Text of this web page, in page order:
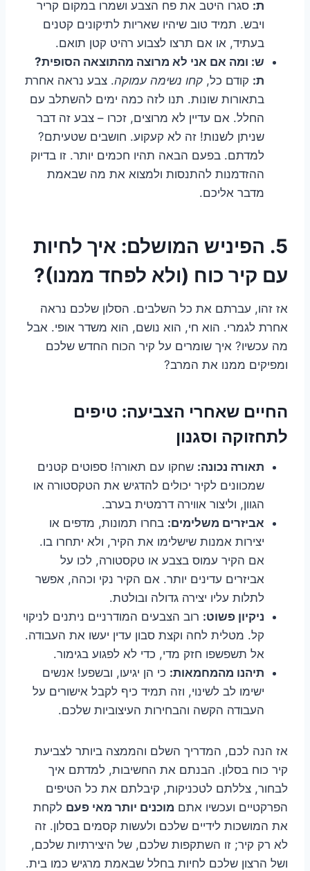
ת: סגרו היטב את פח הצבע ושמרו במקום קריר
ויבש. תמיד טוב שיהיו שאריות לתיקונים קטנים
בעתיד, או אם תרצו לצבוע רהיט קטן תואם.
ש: ומה אם אני לא מרוצה מהתוצאה הסופית?
ת: קודם כל, קחו נשימה עמוקה. צבע נראה אחרת
בתאורות שונות. תנו לזה כמה ימים להשתלב עם
החלל. אם עדיין לא מרוצים, זכרו – צבע זה דבר
שניתן לשנות! זה לא קעקוע. חושבים שטעיתם?
למדתם. בפעם הבאה תהיו חכמים יותר. זו בדיוק
ההזדמנות להתנסות ולמצוא את מה שבאמת
מדבר אליכם.
5. הפיניש המושלם: איך לחיות
עם קיר כוח (ולא לפחד ממנו)?
אז זהו, עברתם את כל השלבים. הסלון שלכם נראה
אחרת לגמרי. הוא חי, הוא נושם, הוא משדר אופי. אבל
מה עכשיו? איך שומרים על קיר הכוח החדש שלכם
ומפיקים ממנו את המרב?
החיים שאחרי הצביעה: טיפים
לתחזוקה וסגנון
תאורה נכונה: שחקו עם תאורה! ספוטים קטנים
שמכוונים לקיר יכולים להדגיש את הטקסטורה או
הגוון, וליצור אווירה דרמטית בערב.
אביזרים משלימים: בחרו תמונות, מדפים או
יצירות אמנות שישלימו את הקיר, ולא יתחרו בו.
אם הקיר עמוס בצבע או טקסטורה, לכו על
אביזרים עדינים יותר. אם הקיר נקי וכהה, אפשר
לתלות עליו יצירה גדולה ובולטת.
ניקיון פשוט: רוב הצבעים המודרניים ניתנים לניקוי
קל. מטלית לחה וקצת סבון עדין יעשו את העבודה.
אל תשפשפו חזק מדי, כדי לא לפגוע בגימור.
תיהנו מהמחמאות: כי הן יגיעו, ובשפע! אנשים
ישימו לב לשינוי, וזה תמיד כיף לקבל אישורים על
העבודה הקשה והבחירות העיצוביות שלכם.
אז הנה לכם, המדריך השלם והממצה ביותר לצביעת
קיר כוח בסלון. הבנתם את החשיבות, למדתם איך
לבחור, צללתם לטכניקות, קיבלתם את כל הטיפים
הפרקטיים ועכשיו אתם מוכנים יותר מאי פעם לקחת
את המושכות לידיים שלכם ולעשות קסמים בסלון. זה
לא רק קיר; זו השתקפות שלכם, של היצירתיות שלכם,
ושל הרצון שלכם לחיות בחלל שבאמת מרגיש כמו בית.